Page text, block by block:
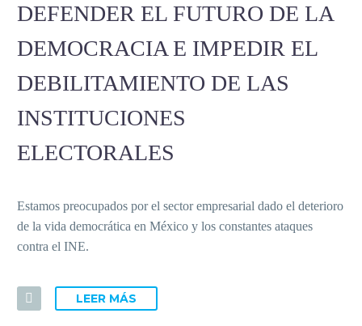
DEFENDER EL FUTURO DE LA
DEMOCRACIA E IMPEDIR EL
DEBILITAMIENTO DE LAS
INSTITUCIONES
ELECTORALES
Estamos preocupados por el sector empresarial dado el deterioro
de la vida democrática en México y los constantes ataques
contra el INE.
LEER MÁS